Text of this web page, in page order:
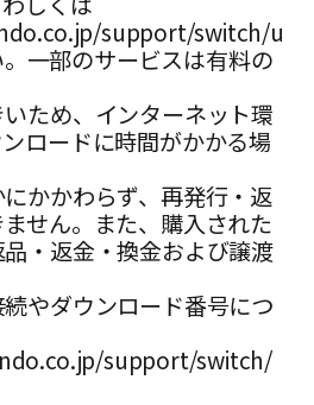
support/switch/u
一部のサービスは有料の
ため、インターネット環
ロードに時間がかかる場
かかわらず、再発行・返
せん。また、購入された
・返金・換金および譲渡
やダウンロード番号につ
support/switch/